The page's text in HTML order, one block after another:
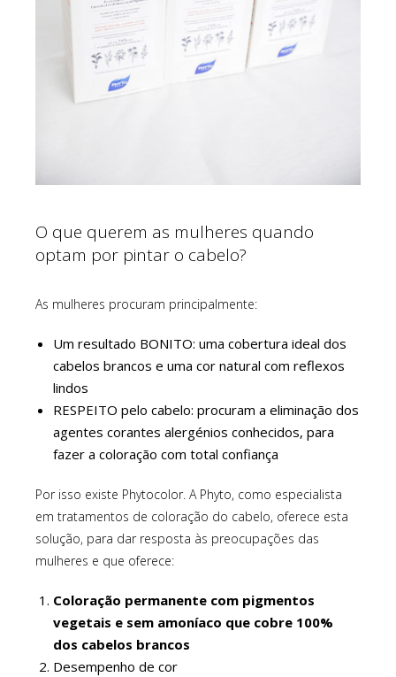
O que querem as mulheres quando
optam por pintar o cabelo?
As mulheres procuram principalmente:
Um resultado BONITO: uma cobertura ideal dos
cabelos brancos e uma cor natural com reflexos
lindos
RESPEITO pelo cabelo: procuram a eliminação dos
agentes corantes alergénios conhecidos, para
fazer a coloração com total confiança
Por isso existe Phytocolor. A Phyto, como especialista
em tratamentos de coloração do cabelo, oferece esta
solução, para dar resposta às preocupações das
mulheres e que oferece:
Coloração permanente com pigmentos
vegetais e sem amoníaco que cobre 100%
dos cabelos brancos
Desempenho de cor